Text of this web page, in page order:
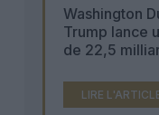
Washington
Trump lance
de 22,5
LIRE